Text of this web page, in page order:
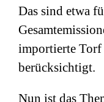
Das sind etwa
importierte Torf
berücksichtigt.
Nun ist das